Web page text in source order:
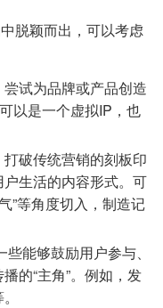
脱颖而出，可以考虑
尝试为品牌或产品创造
以是一个虚拟IP，也
打破传统营销的刻板印
生活的内容形式。可
”等角度切入，制造记
些能够鼓励用户参与、
的“主角”。例如，发